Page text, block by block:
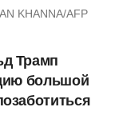
KHANNA/AFP
Трамп
большой